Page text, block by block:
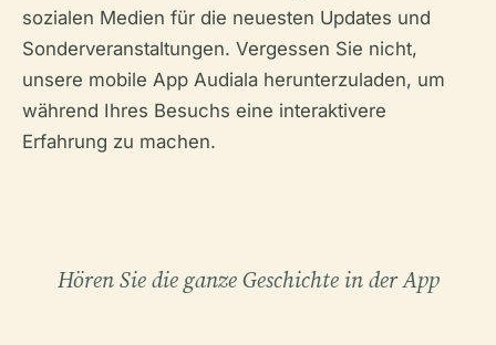
sozialen Medien für die neuesten Updates und
Sonderveranstaltungen. Vergessen Sie nicht,
unsere mobile App Audiala herunterzuladen, um
während Ihres Besuchs eine interaktivere
Erfahrung zu machen.
Hören Sie die ganze Geschichte in der App